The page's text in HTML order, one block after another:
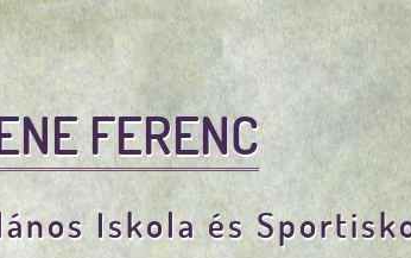
FERENC
Iskola és